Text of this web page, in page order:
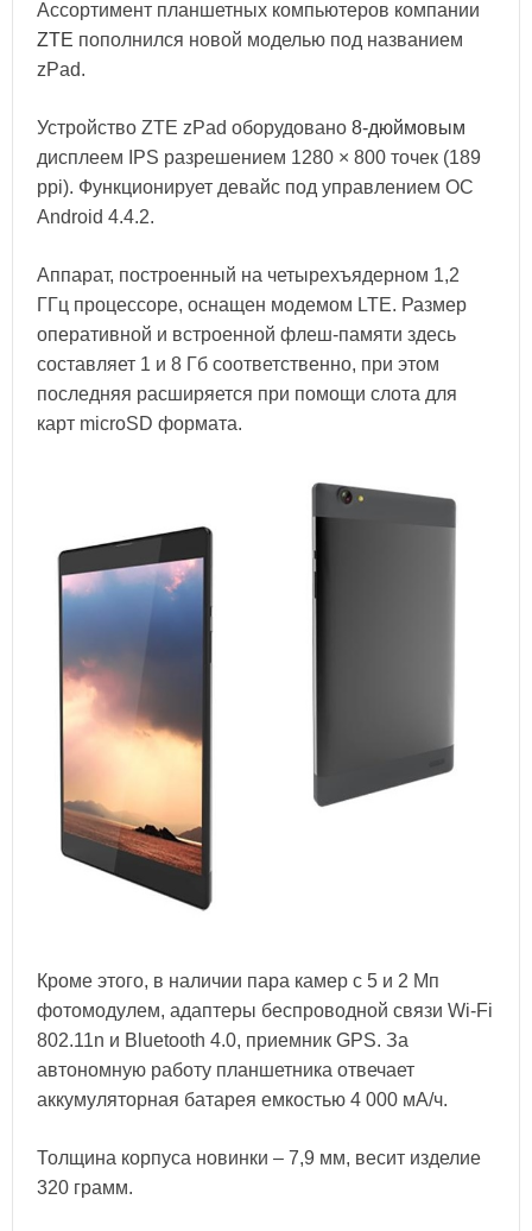
Ассортимент планшетных компьютеров компании
ZTE пополнился новой моделью под названием
zPad.
Устройство ZTE zPad оборудовано 8-дюймовым
дисплеем IPS разрешением 1280 × 800 точек (189
ppi). Функционирует девайс под управлением ОС
Android 4.4.2.
Аппарат, построенный на четырехъядерном 1,2
ГГц процессоре, оснащен модемом LTE. Размер
оперативной и встроенной флеш-памяти здесь
составляет 1 и 8 Гб соответственно, при этом
последняя расширяется при помощи слота для
карт microSD формата.
Кроме этого, в наличии пара камер с 5 и 2 Мп
фотомодулем, адаптеры беспроводной связи Wi-Fi
802.11n и Bluetooth 4.0, приемник GPS. За
автономную работу планшетника отвечает
аккумуляторная батарея емкостью 4 000 мА/ч.
Толщина корпуса новинки – 7,9 мм, весит изделие
320 грамм.